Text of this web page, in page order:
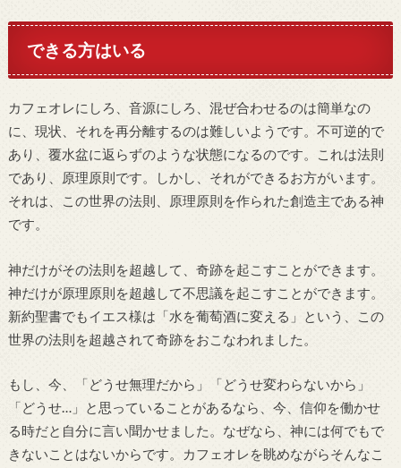
できる方はいる
カフェオレにしろ、音源にしろ、混ぜ合わせるのは簡単なの
に、現状、それを再分離するのは難しいようです。不可逆的で
あり、覆水盆に返らずのような状態になるのです。これは法則
であり、原理原則です。しかし、それができるお方がいます。
それは、この世界の法則、原理原則を作られた創造主である神
です。
神だけがその法則を超越して、奇跡を起こすことができます。
神だけが原理原則を超越して不思議を起こすことができます。
新約聖書でもイエス様は「水を葡萄酒に変える」という、この
世界の法則を超越されて奇跡をおこなわれました。
もし、今、「どうせ無理だから」「どうせ変わらないから」
「どうせ…」と思っていることがあるなら、今、信仰を働かせ
る時だと自分に言い聞かせました。なぜなら、神には何でもで
きないことはないからです。カフェオレを眺めながらそんなこ